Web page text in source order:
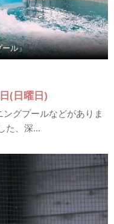
ール」
(日曜日)
グプールなどがありま
た、深...